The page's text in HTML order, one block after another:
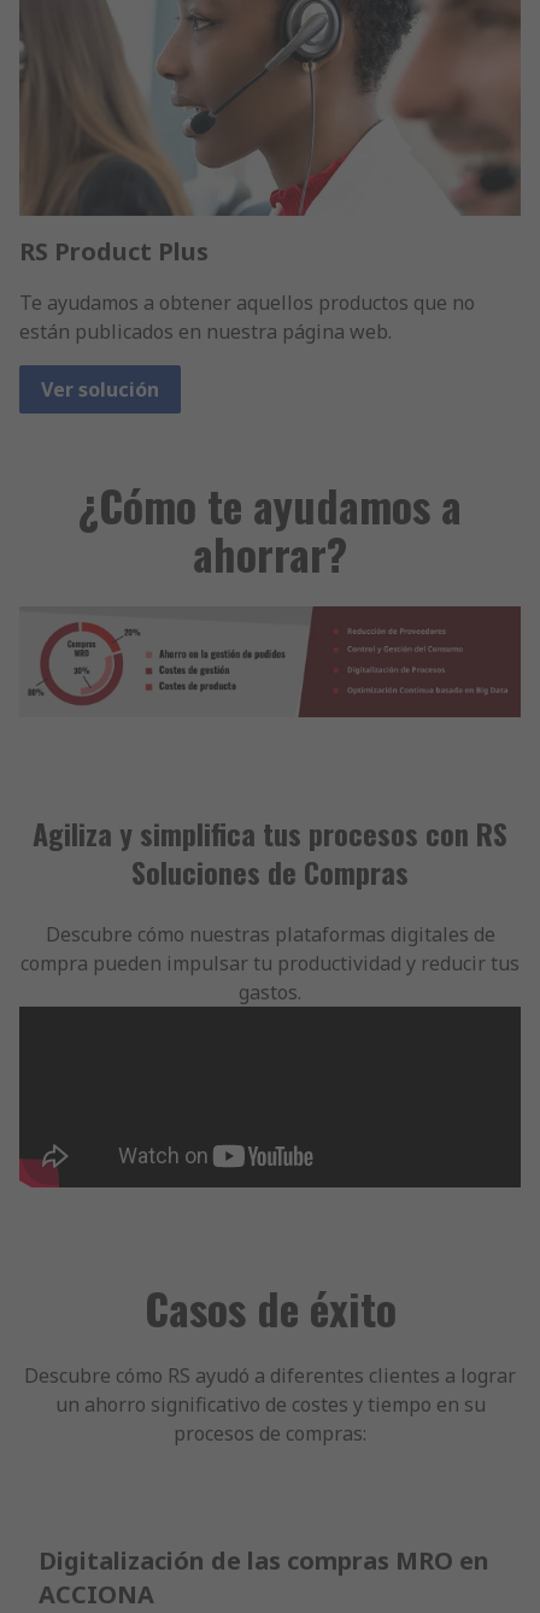
RS Product Plus
Te ayudamos a obtener aquellos productos que no
están publicados en nuestra página web.
Ver solución
¿Cómo te ayudamos a
ahorrar?
Agiliza y simplifica tus procesos con RS
Soluciones de Compras
Descubre cómo nuestras plataformas digitales de
compra pueden impulsar tu productividad y reducir tus
gastos.
Casos de éxito
Descubre cómo RS ayudó a diferentes clientes a lograr
un ahorro significativo de costes y tiempo en su
procesos de compras:
Digitalización de las compras MRO en
ACCIONA